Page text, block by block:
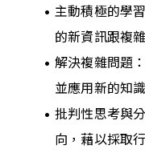
主動積極的學
的新資訊跟複
解決複雜問題
並應用新的知
批判性思考與
向，藉以採取